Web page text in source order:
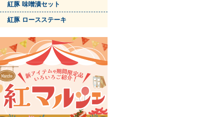
紅豚 味噌漬セット
紅豚 ロースステーキ